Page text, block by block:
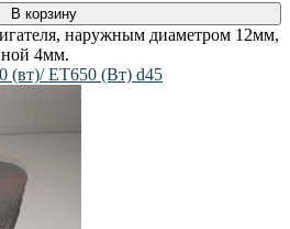
В корзину
наружным диаметром 12мм,
4мм.
(вт)/ ET650 (Вт) d45